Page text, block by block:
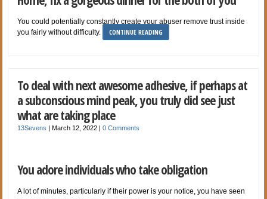
You could potentially constantly create your abuser remove trust inside
you fairly without difficulty.
CONTINUE READING
To deal with next awesome adhesive, if perhaps at
a subconscious mind peak, you truly did see just
what are taking place
13Sevens |March 12, 2022 |0 Comments
You adore individuals who take obligation
A lot of minutes, particularly if their power is your notice, you have seen